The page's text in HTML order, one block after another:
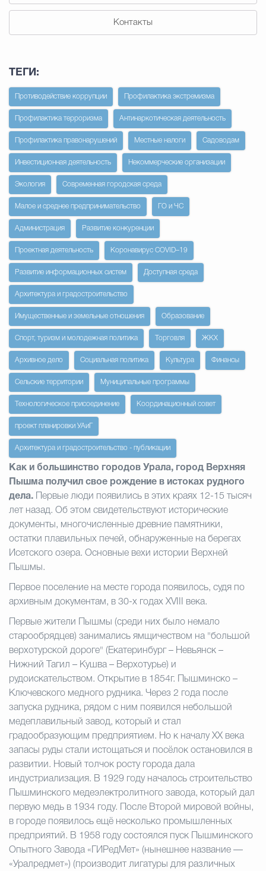
Контакты
ТЕГИ:
Противодействие коррупции Профилактика экстремизма
Профилактика терроризма Антинаркотическая деятельность
Профилактика правонарушений Местные налоги Садоводам
Инвестиционная деятельность Некоммерческие организации
Экология Современная городская среда
Малое и среднее предпринимательство ГО и ЧС
Администрация Развитие конкуренции
Проектная деятельность Коронавирус COVID–19
Развитие информационных систем Доступная среда
Архитектура и градостроительство
Имущественные и земельные отношения Образование
Спорт, туризм и молодежная политика Торговля ЖКХ
Архивное дело Социальная политика Культура Финансы
Сельские территории Муниципальные программы
Технологическое присоединение Координационный совет
проект планировки УАиГ
Архитектура и градостроительство - публикации
Как и большинство городов Урала, город Верхняя
Пышма получил свое рождение в истоках рудного
дела. Первые люди появились в этих краях 12-15 тысяч
лет назад. Об этом свидетельствуют исторические
документы, многочисленные древние памятники,
остатки плавильных печей, обнаруженные на берегах
Исетского озера. Основные вехи истории Верхней
Пышмы.
Первое поселение на месте города появилось, судя по
архивным документам, в 30-х годах XVIII века.
Первые жители Пышмы (среди них было немало
старообрядцев) занимались ямщичеством на "большой
верхотурской дороге" (Екатеринбург – Невьянск –
Нижний Тагил – Кушва – Верхотурье) и
рудоискательством. Открытие в 1854г. Пышминско –
Ключевского медного рудника. Через 2 года после
запуска рудника, рядом с ним появился небольшой
медеплавильный завод, который и стал
градообразующим предприятием. Но к началу XX века
запасы руды стали истощаться и посёлок остановился в
развитии. Новый толчок росту города дала
индустриализация. В 1929 году началось строительство
Пышминского медеэлектролитного завода, который дал
первую медь в 1934 году. После Второй мировой войны,
в городе появилось ещё несколько промышленных
предприятий. В 1958 году состоялся пуск Пышминского
Опытного Завода «ГИРедМет» (нынешнее название —
«Уралредмет») (производит лигатуры для различных